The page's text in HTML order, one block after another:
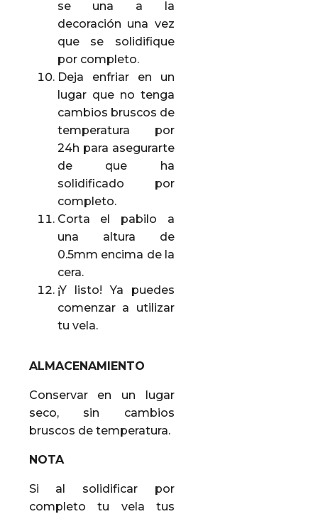
se una a la
decoración una vez
que se solidifique
por completo.
Deja enfriar en un
lugar que no tenga
cambios bruscos de
temperatura por
24h para asegurarte
de que ha
solidificado por
completo.
Corta el pabilo a
una altura de
0.5mm encima de la
cera.
¡Y listo! Ya puedes
comenzar a utilizar
tu vela.
ALMACENAMIENTO
Conservar en un lugar
seco, sin cambios
bruscos de temperatura.
NOTA
Si al solidificar por
completo tu vela tus